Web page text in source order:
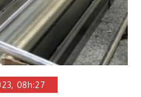
08h:27